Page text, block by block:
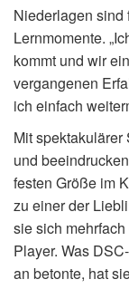
Niederlagen sind
Lernmomente.
kommt und wir
vergangenen
ich einfach
Mit
und
festen Größe im
zu einer der
sie sich
Player. Was
an betonte, hat